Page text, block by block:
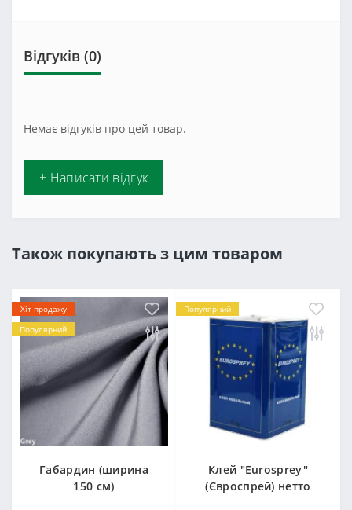
Відгуків (0)
Немає відгуків про цей товар.
+ Написати відгук
Також покупають з цим товаром
Хіт продажу
Популярний
Габардин (ширина
150 см)
Популярний
Клей "Eurosprey"
(Євроспрей) нетто